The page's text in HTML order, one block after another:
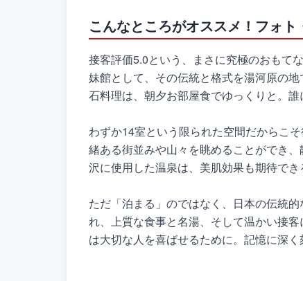
こんなところがオススメ！フォト
接客評価5.0という、まさに究極のおもて
妹館として、その伝統と格式を湯河原の
石料理は、朝夕お部屋食でゆっくりと。
わずか14室という限られた空間だからこ
緒ある街並みや山々を眺めることができ
沢に使用した温泉は、美肌効果も期待でき
ただ「泊まる」のではなく、日本の伝統
れ、上質な食事と名湯、そして温かい接
は大切な人を喜ばせるために。記憶に深